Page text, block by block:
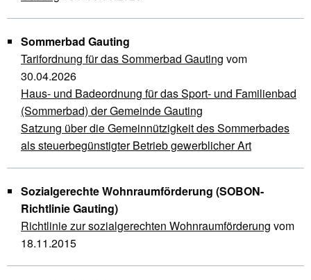
Sommerbad Gauting
Tarifordnung für das Sommerbad Gauting vom
30.04.2026
Haus- und Badeordnung für das Sport- und Familienbad
(Sommerbad) der Gemeinde Gauting
Satzung über die Gemeinnützigkeit des Sommerbades
als steuerbegünstigter Betrieb gewerblicher Art
Sozialgerechte Wohnraumförderung (SOBON-
Richtlinie Gauting)
Richtlinie zur sozialgerechten Wohnraumförderung vom
18.11.2015